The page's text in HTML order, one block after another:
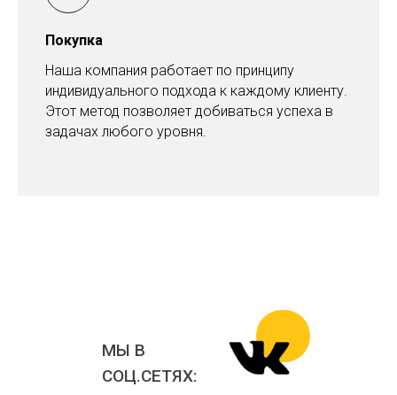
Покупка
Наша компания работает по принципу
индивидуального подхода к каждому клиенту.
Этот метод позволяет добиваться успеха в
задачах любого уровня.
МЫ В
СОЦ.СЕТЯХ: